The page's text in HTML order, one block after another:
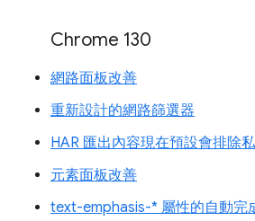
Chrome 130
網路面板改善
重新設計的網路篩選器
HAR 匯出內容現在預設會排除
元素面板改善
text-emphasis-* 屬性的自動完